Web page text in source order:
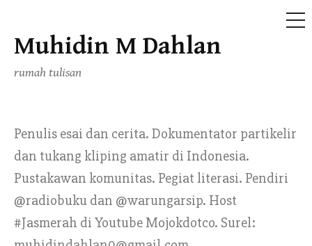
Skip
content
Muhidin M Dahlan
rumah tulisan
Penulis esai dan cerita. Dokumentator partikelir
dan tukang kliping amatir di Indonesia.
Pustakawan komunitas. Pegiat literasi. Pendiri
@radiobuku dan @warungarsip. Host
#Jasmerah di Youtube Mojokdotco. Surel: